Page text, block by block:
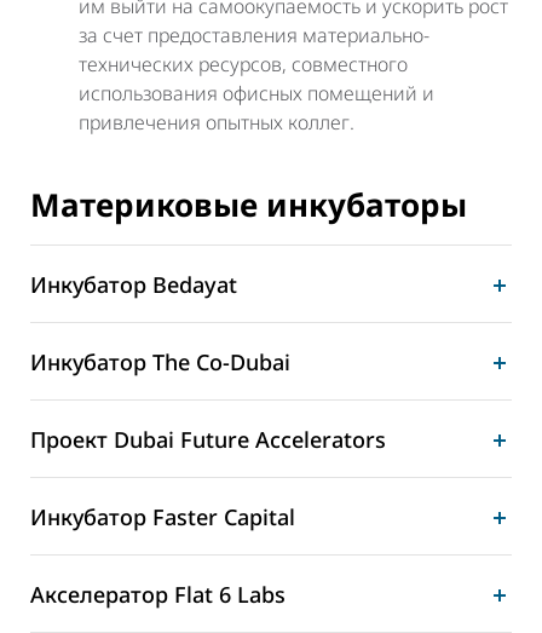
им выйти на самоокупаемость и ускорить рост
за счет предоставления материально-
технических ресурсов, совместного
использования офисных помещений и
привлечения опытных коллег.
Материковые инкубаторы
Инкубатор Bedayat
Инкубатор The Co-Dubai
Проект Dubai Future Accelerators
Инкубатор Faster Capital
Акселератор Flat 6 Labs